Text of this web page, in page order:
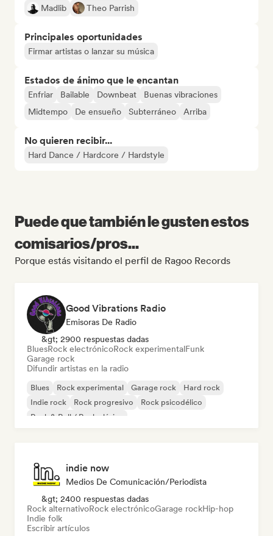
Madlib Theo Parrish
Principales oportunidades
Firmar artistas o lanzar su música
Estados de ánimo que le encantan
Enfriar Bailable Downbeat
Buenas vibraciones
Midtempo
De ensueño Subterráneo Arriba
No quieren recibir...
Hard Dance / Hardcore / Hardstyle
Puede que también le gusten estos
comisarios/pros...
Porque estás visitando el perfil de Ragoo Records
Good Vibrations Radio
Emisoras De Radio
&gt; 2900 respuestas dadas
BluesRock electrónicoRock experimentalFunk
Garage rock
Difundir artistas en la radio
Blues Rock experimental Garage rock
Hard rock
Indie rock
Rock progresivo
Rock psicodélico
Rock & Roll / Rock clásico
indie now
Medios De Comunicación/Periodista
&gt; 2400 respuestas dadas
Rock alternativoRock electrónicoGarage rockHip-hop
Indie folk
Escribir artículos